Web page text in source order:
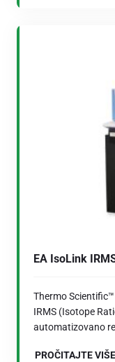
EA IsoLink
Thermo
IRMS (Isotope
automatizovano
PROČITAJTE VIŠE